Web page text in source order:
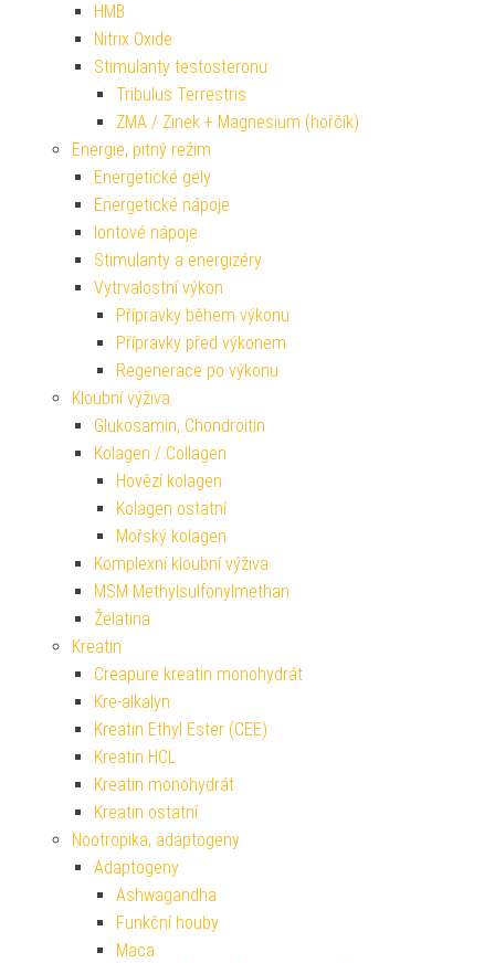
HMB
Nitrix Oxide
Stimulanty testosteronu
Tribulus Terrestris
ZMA / Zinek + Magnesium (hořčík)
Energie, pitný režim
Energetické gely
Energetické nápoje
Iontové nápoje
Stimulanty a energizéry
Vytrvalostní výkon
Přípravky během výkonu
Přípravky před výkonem
Regenerace po výkonu
Kloubní výživa
Glukosamin, Chondroitin
Kolagen / Collagen
Hovězí kolagen
Kolagen ostatní
Mořský kolagen
Komplexní kloubní výživa
MSM Methylsulfonylmethan
Želatina
Kreatin
Creapure kreatin monohydrát
Kre-alkalyn
Kreatin Ethyl Ester (CEE)
Kreatin HCL
Kreatin monohydrát
Kreatin ostatní
Nootropika, adaptogeny
Adaptogeny
Ashwagandha
Funkční houby
Maca